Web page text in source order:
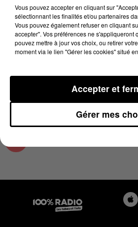
10 avril 2025 - 1 min 16 sec
L'AGENDA DU COMMINGES
07H53
L'AGENDA DU
Vous pouvez accepter en cliquant sur
sélectionnant les finalités et/ou partenaires
Vous pouvez également refuser en cliquant
accepter". Vos préférences ne s'appliqueront
pouvez mettre à jour vos choix, ou retirer
moment via le lien "Gérer les cookies" situé
Gérer mes
Accepter et